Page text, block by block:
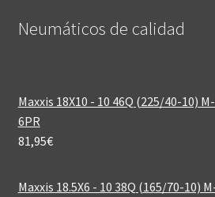
Neumáticos de calidad‎
Maxxis 18X10 - 10 46Q (225/40-10)
6PR
81,95€
Maxxis 18.5X6 - 10 38Q (165/70-10)